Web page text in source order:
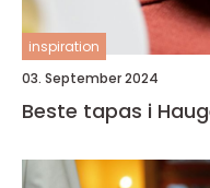
inspiration
03. September 2024
Beste tapas i